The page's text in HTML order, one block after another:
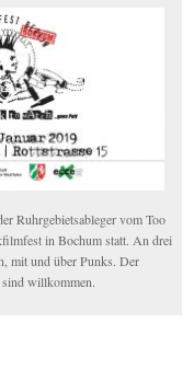
Ruhrgebietsableger vom Too
in Bochum statt. An drei
mit und über Punks. Der
willkommen.